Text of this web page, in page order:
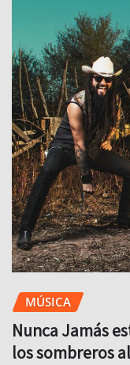
MÚSICA
Nunca Jamás
los sombreros